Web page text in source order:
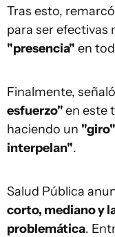
Tras esto,
para ser efectivas
"presencia" en
Finalmente,
esfuerzo"en este
haciendo un "giro"
interpelan".
Salud Pública
corto, mediano y
problemática.